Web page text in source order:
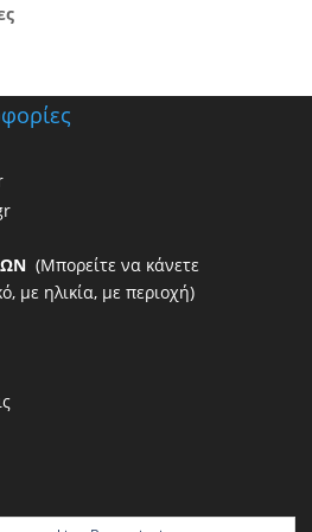
(Μπορείτε να κάνετε
με ηλικία, με περιοχή)